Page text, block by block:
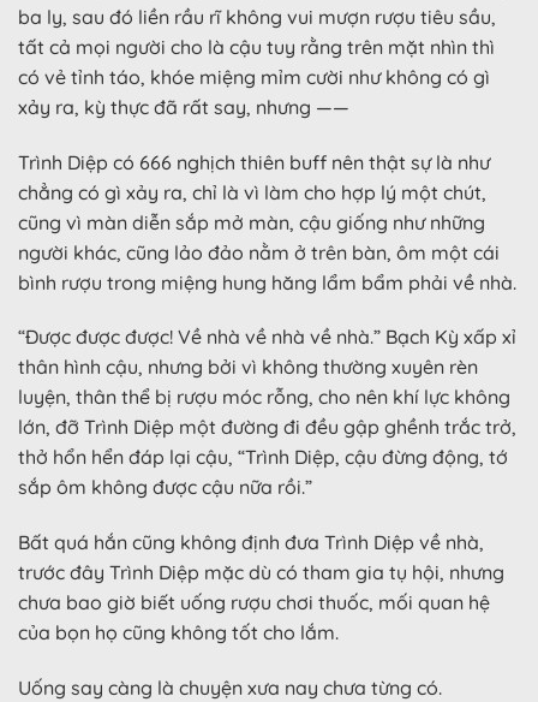
ba ly, sau đó liền rầu rĩ không vui mượn rượu tiêu sầu,
tất cả mọi người cho là cậu tuy rằng trên mặt nhìn thì
có vẻ tỉnh táo, khóe miệng mỉm cười như không có gì
xảy ra, kỳ thực đã rất say, nhưng ——
Trình Diệp có 666 nghịch thiên buff nên thật sự là như
chẳng có gì xảy ra, chỉ là vì làm cho hợp lý một chút,
cũng vì màn diễn sắp mở màn, cậu giống như những
người khác, cũng lảo đảo nằm ở trên bàn, ôm một cái
bình rượu trong miệng hung hăng lẩm bẩm phải về nhà.
“Được được được! Về nhà về nhà về nhà.” Bạch Kỳ xấp xỉ
thân hình cậu, nhưng bởi vì không thường xuyên rèn
luyện, thân thể bị rượu móc rỗng, cho nên khí lực không
lớn, đỡ Trình Diệp một đường đi đều gập ghềnh trắc trở,
thở hổn hển đáp lại cậu, “Trình Diệp, cậu đừng động, tớ
sắp ôm không được cậu nữa rồi.”
Bất quá hắn cũng không định đưa Trình Diệp về nhà,
trước đây Trình Diệp mặc dù có tham gia tụ hội, nhưng
chưa bao giờ biết uống rượu chơi thuốc, mối quan hệ
của bọn họ cũng không tốt cho lắm.
Uống say càng là chuyện xưa nay chưa từng có.